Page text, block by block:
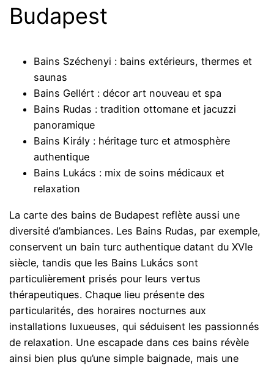
Budapest
Bains Széchenyi : bains extérieurs, thermes et
saunas
Bains Gellért : décor art nouveau et spa
Bains Rudas : tradition ottomane et jacuzzi
panoramique
Bains Király : héritage turc et atmosphère
authentique
Bains Lukács : mix de soins médicaux et
relaxation
La carte des bains de Budapest reflète aussi une
diversité d’ambiances. Les Bains Rudas, par exemple,
conservent un bain turc authentique datant du XVIe
siècle, tandis que les Bains Lukács sont
particulièrement prisés pour leurs vertus
thérapeutiques. Chaque lieu présente des
particularités, des horaires nocturnes aux
installations luxueuses, qui séduisent les passionnés
de relaxation. Une escapade dans ces bains révèle
ainsi bien plus qu’une simple baignade, mais une